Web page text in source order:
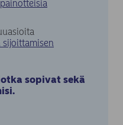
sijoittamisen
sopivat sekä